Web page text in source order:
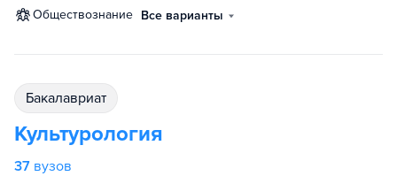
обществознание Все варианты
бакалавриат
Культурология
37 вузов